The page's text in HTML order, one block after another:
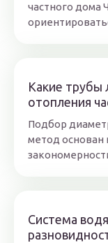
частного
Какие трубы
отопления
Подбор
метод основан
Система